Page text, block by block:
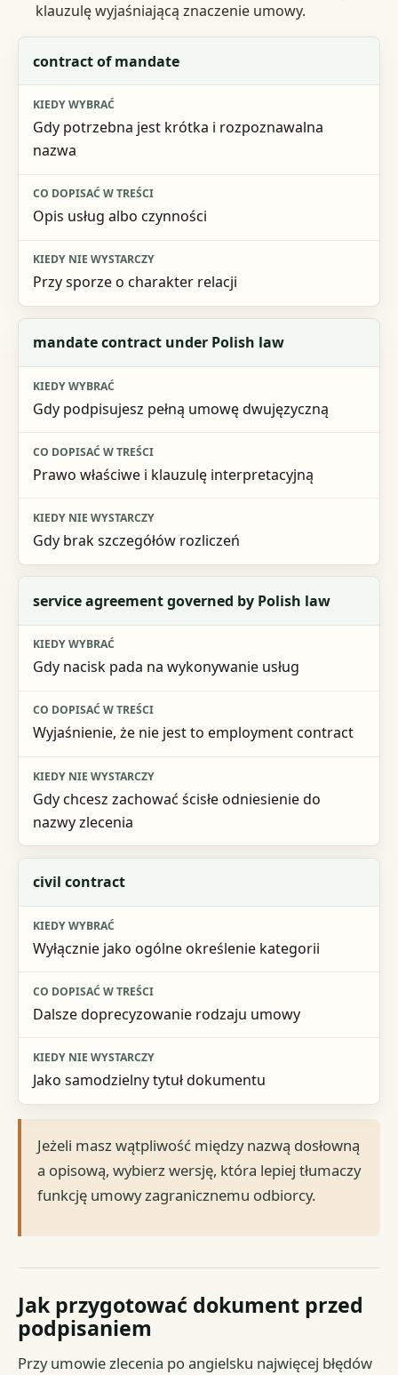
klauzulę wyjaśniającą znaczenie umowy.
Wariant
Kiedy wybrać
Co dopisać w treści
Kiedy nie wystarczy
contract of mandate
Gdy potrzebna jest krótka i rozpoznawalna
nazwa
Opis usług albo czynności
Przy sporze o charakter relacji
mandate contract under Polish law
Gdy podpisujesz pełną umowę dwujęzyczną
Prawo właściwe i klauzulę interpretacyjną
Gdy brak szczegółów rozliczeń
service agreement governed by Polish law
Gdy nacisk pada na wykonywanie usług
Wyjaśnienie, że nie jest to employment contract
Gdy chcesz zachować ścisłe odniesienie do
nazwy zlecenia
civil contract
Wyłącznie jako ogólne określenie kategorii
Dalsze doprecyzowanie rodzaju umowy
Jako samodzielny tytuł dokumentu
Jeżeli masz wątpliwość między nazwą dosłowną
a opisową, wybierz wersję, która lepiej tłumaczy
funkcję umowy zagranicznemu odbiorcy.
Jak przygotować dokument przed
podpisaniem
Przy umowie zlecenia po angielsku najwięcej błędów